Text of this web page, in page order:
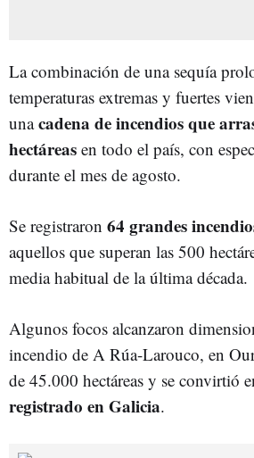
La combinación de una sequía
temperaturas extremas y fuertes
unacadena de incendios que
hectáreas en todo el país, con
durante el mes de agosto.
Se registraron 64 grandes
aquellos que superan las 500
media habitual de la última década.
Algunos focos alcanzaron
incendio de A Rúa-Larouco, en
de 45.000 hectáreas y se convirtió
registrado en Galicia.